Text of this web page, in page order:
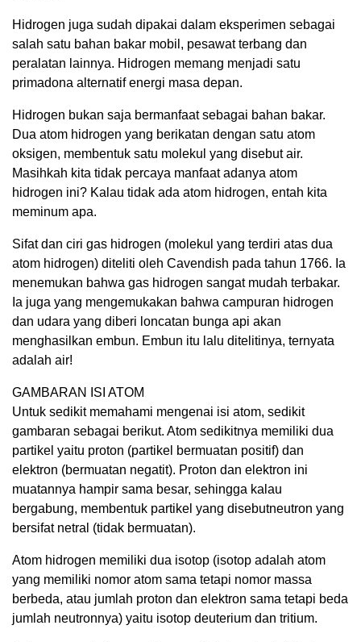
Hidrogen juga sudah dipakai dalam eksperimen sebagai
salah satu bahan bakar mobil, pesawat terbang dan
peralatan lainnya. Hidrogen memang menjadi satu
primadona alternatif energi masa depan.
Hidrogen bukan saja bermanfaat sebagai bahan bakar.
Dua atom hidrogen yang berikatan dengan satu atom
oksigen, membentuk satu molekul yang disebut air.
Masihkah kita tidak percaya manfaat adanya atom
hidrogen ini? Kalau tidak ada atom hidrogen, entah kita
meminum apa.
Sifat dan ciri gas hidrogen (molekul yang terdiri atas dua
atom hidrogen) diteliti oleh Cavendish pada tahun 1766. Ia
menemukan bahwa gas hidrogen sangat mudah terbakar.
Ia juga yang mengemukakan bahwa campuran hidrogen
dan udara yang diberi loncatan bunga api akan
menghasilkan embun. Embun itu lalu ditelitinya, ternyata
adalah air!
GAMBARAN ISI ATOM
Untuk sedikit memahami mengenai isi atom, sedikit
gambaran sebagai berikut. Atom sedikitnya memiliki dua
partikel yaitu proton (partikel bermuatan positif) dan
elektron (bermuatan negatit). Proton dan elektron ini
muatannya hampir sama besar, sehingga kalau
bergabung, membentuk partikel yang disebutneutron yang
bersifat netral (tidak bermuatan).
Atom hidrogen memiliki dua isotop (isotop adalah atom
yang memiliki nomor atom sama tetapi nomor massa
berbeda, atau jumlah proton dan elektron sama tetapi beda
jumlah neutronnya) yaitu isotop deuterium dan tritium.